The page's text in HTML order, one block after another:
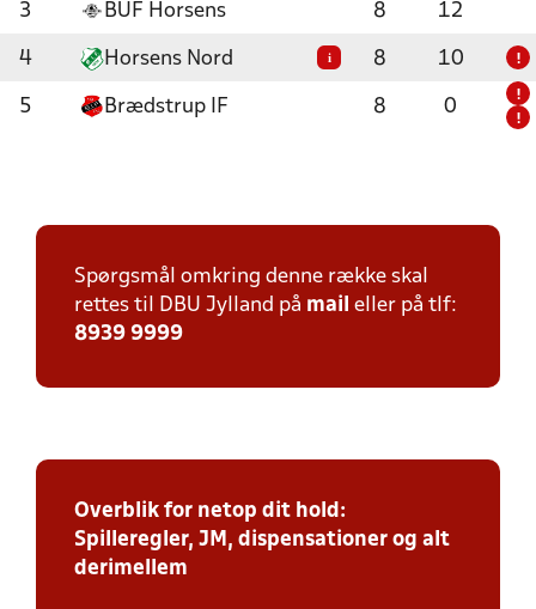
3 BUF Horsens 8 12
4 Horsens Nord i 8 10 !
5 Brædstrup IF 8 0
!
!
Spørgsmål omkring denne række skal
rettes til DBU Jylland på mail eller på tlf:
8939 9999
Overblik for netop dit hold:
Spilleregler, JM, dispensationer og alt
derimellem